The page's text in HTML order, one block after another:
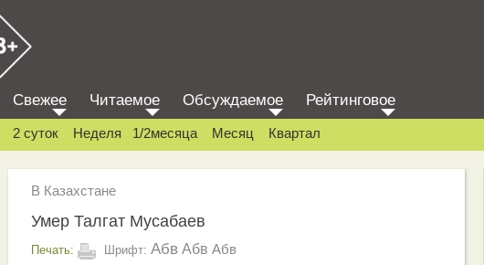
Свежее Читаемое Обсуждаемое Рейтинговое
2 суток Неделя 1/2месяца Месяц Квартал
В Казахстане
Умер Талгат Мусабаев
Печать: Шрифт: Абв Абв Абв